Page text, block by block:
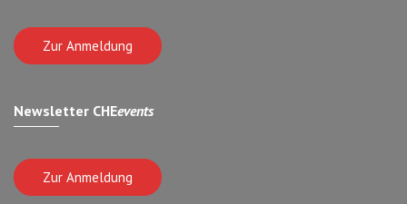
Zur Anmeldung
Newsletter CHEevents
Zur Anmeldung